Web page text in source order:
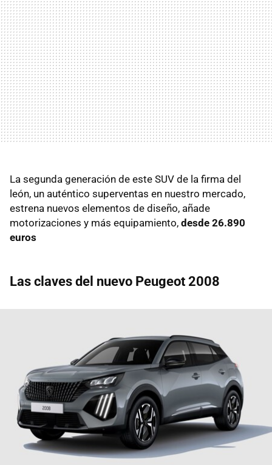
La segunda generación de este SUV de la firma del
león, un auténtico superventas en nuestro mercado,
estrena nuevos elementos de diseño, añade
motorizaciones y más equipamiento, desde 26.890
euros
Las claves del nuevo Peugeot 2008